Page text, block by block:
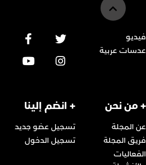
فيديو
عدسات عربية
+ من نحن
عن المجلة
فريق المجلة
الفعاليات
+ انضم إلينا
تسجيل عضو جديد
تسجيل الدخول